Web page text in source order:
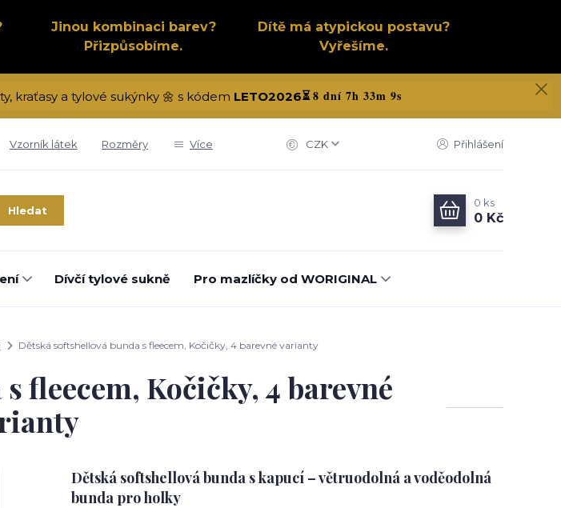
Jinou kombinaci barev?
Přizpůsobíme.
Dítě má atypickou postavu?
Vyřešíme.
kraťasy a tylové sukýnky 🌼 s kódem LETO2026⏳8 dní 7h 33m 8s
Vzorník látek Rozměry Více CZK Přihlášení
Hledat
0 ks
0 Kč
Dívčí tylové sukně Pro mazlíčky od WORIGINAL
Dětská softshellová bunda s fleecem, Kočičky, 4 barevné varianty
fleecem, Kočičky, 4 barevné
Dětská softshellová bunda s kapucí – větruodolná a voděodolná
bunda pro holky